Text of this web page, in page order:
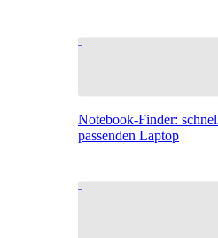
Notebook-Finder:
passenden Laptop